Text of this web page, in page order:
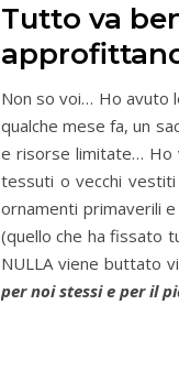
Tutto va
Non so voi… Ho avuto
qualche mese fa, un
e risorse limitate… Ho
tessuti o vecchi
ornamenti primaverili
(quello che ha fissato
NULLA viene buttato
per noi stessi e per il